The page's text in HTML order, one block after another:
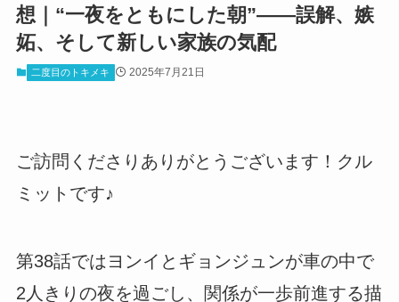
想｜“一夜をともにした朝”――誤解、嫉
妬、そして新しい家族の気配
二度目のトキメキ 2025年7月21日
ご訪問くださりありがとうございます！クル
ミットです♪
第38話ではヨンイとギョンジュンが車の中で
2人きりの夜を過ごし、関係が一歩前進する描